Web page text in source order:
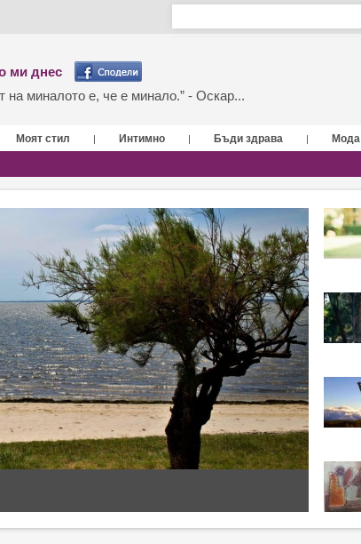
ми днес
на миналото е, че е минало.” - Оскар...
Моят стил | Интимно | Бъди здрава | Мода